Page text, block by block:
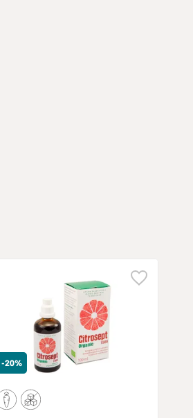
-20%